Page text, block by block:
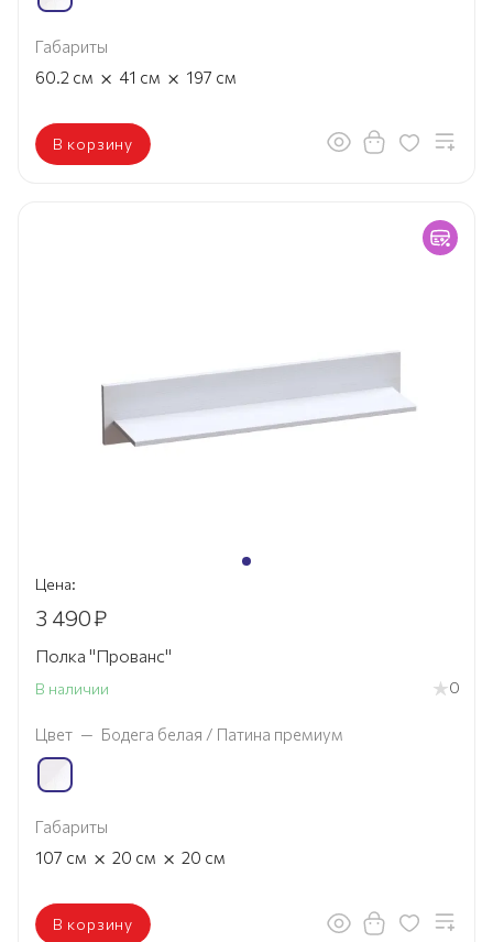
Габариты
60.2 см × 41 см × 197 см
В корзину
Цена:
3 490₽
Полка "Прованс"
В наличии 0
Цвет — Бодега белая / Патина премиум
Габариты
107 см × 20 см × 20 см
В корзину